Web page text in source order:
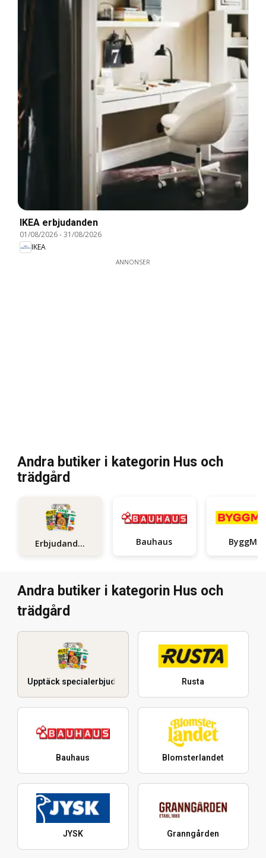
IKEA erbjudanden
01/08/2026-31/08/2026
IKEA
ANNONSER
Andra butiker i kategorin Hus och
trädgård
Erbjudanden Bauhaus
Andra butiker i kategorin Hus och
trädgård
Upptäck specialerbjudanden Rusta
Bauhaus Blomsterlandet
JYSK Granngården